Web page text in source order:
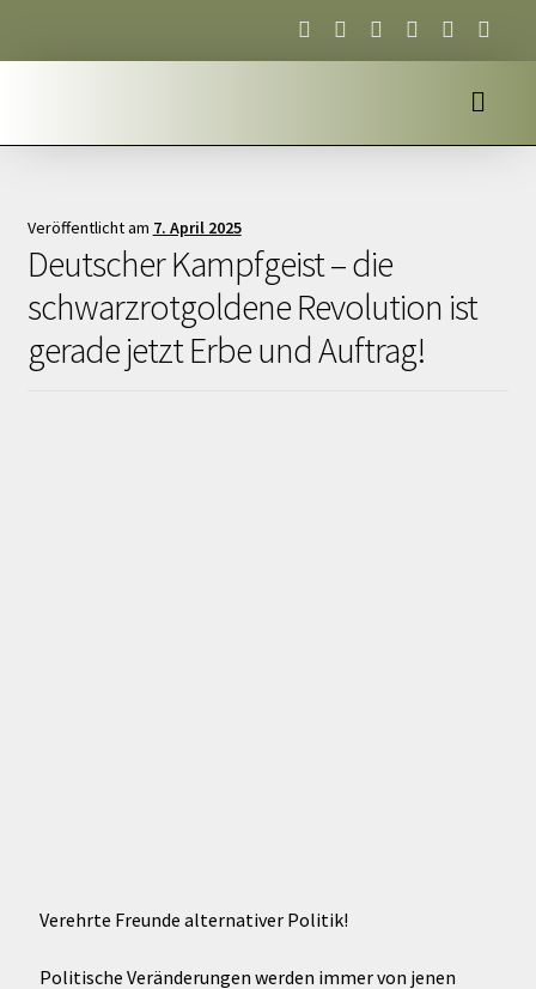
Veröffentlicht am 7. April 2025
Deutscher Kampfgeist – die
schwarzrotgoldene Revolution ist
gerade jetzt Erbe und Auftrag!
Verehrte Freunde alternativer Politik!
Politische Veränderungen werden immer von jenen